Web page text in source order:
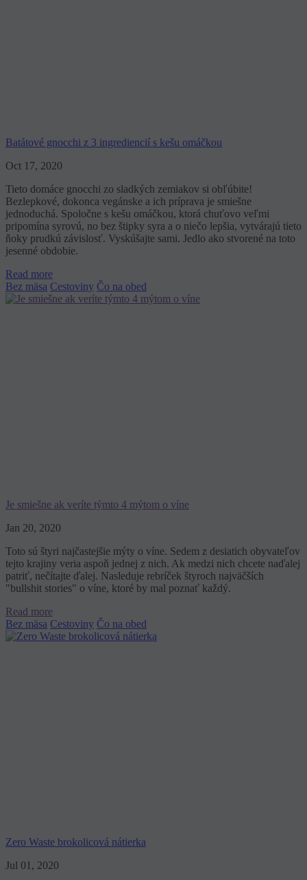
Batátové gnocchi z 3 ingrediencií s kešu omáčkou
Oct 17, 2020
Tieto domáce gnocchi zo sladkých zemiakov si obľúbite!
Bezlepkové, dokonca vegánske a ich príprava je smiešne
jednoduchá. Spoločne s kešu omáčkou, ktorá chuťovo veľmi
pripomína syrovú, no bez štipky syra a o niečo lepšia, vytvárajú tieto
ňoky prudkú závislosť. Vyskúšajte sami. Jedlo ako stvorené na toto
jesenné obdobie.
Read more
Bez mäsa Cestoviny Čo na obed
Je smiešne ak veríte týmto 4 mýtom o víne
Jan 20, 2020
Toto sú štyri najčastejšie mýty o víne. Sedem z desiatich obyvateľov
tejto krajiny veria aspoň jednej z nich. Ak medzi nich chcete naďalej
patriť, nečítajte ďalej. Nasleduje rebríček štyroch najväčších
"bullshit stories" o víne, ktoré by mal poznať každý.
Read more
Bez mäsa Cestoviny Čo na obed
Zero Waste brokolicová nátierka
Jul 01, 2020